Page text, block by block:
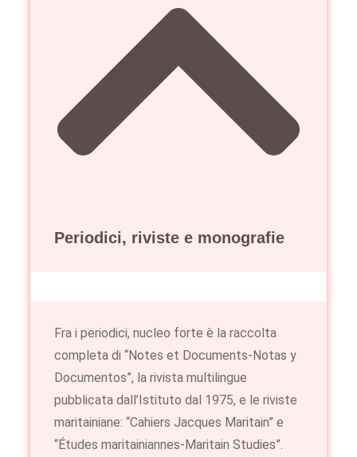
Periodici, riviste e monografie
Fra i periodici, nucleo forte è la raccolta
completa di “Notes et Documents-Notas y
Documentos”, la rivista multilingue
pubblicata dall’Istituto dal 1975, e le riviste
maritainiane: “Cahiers Jacques Maritain” e
“Études maritainiannes-Maritain Studies”.